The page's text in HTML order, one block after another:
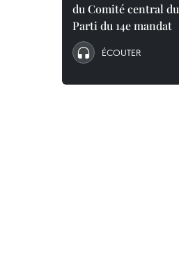
du Comité central du
Parti du 14e mandat
ÉCOUTER